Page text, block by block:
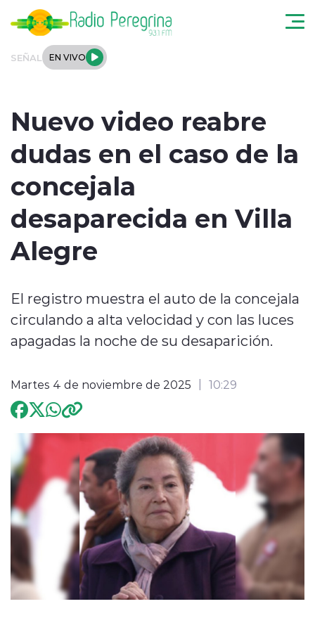
SEÑAL EN VIVO
Tendencias
Podcast
Entrevistas
Programación
modo claro
Nuevo video reabre
dudas en el caso de la
concejala
desaparecida en Villa
Alegre
El registro muestra el auto de la concejala
circulando a alta velocidad y con las luces
apagadas la noche de su desaparición.
Martes 4 de noviembre de 2025 10:29